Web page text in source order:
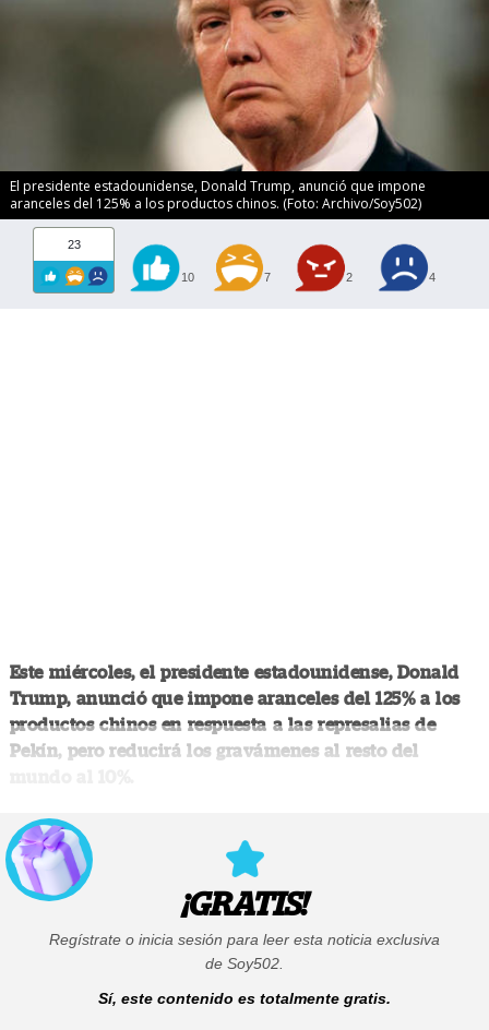
El presidente estadounidense, Donald Trump, anunció que impone
aranceles del 125% a los productos chinos. (Foto: Archivo/Soy502)
23
10 7 2 4
Este miércoles, el presidente estadounidense, Donald
Trump, anunció que impone aranceles del 125% a los
productos chinos en respuesta a las represalias de
Pekín, pero reducirá los gravámenes al resto del
¡GRATIS!
Regístrate o inicia sesión para leer esta noticia exclusiva
de Soy502.
Sí, este contenido es totalmente gratis.